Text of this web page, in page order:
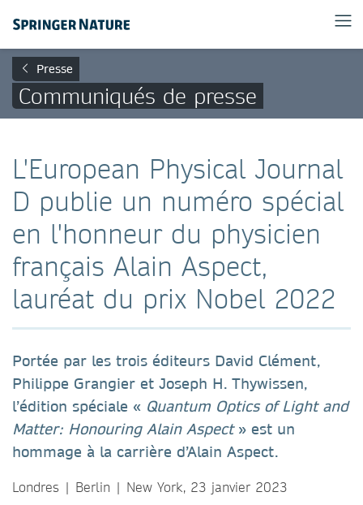
Presse
Communiqués de presse
L'European Physical Journal
D publie un numéro spécial
en l'honneur du physicien
français Alain Aspect,
lauréat du prix Nobel 2022
Portée par les trois éditeurs David Clément,
Philippe Grangier et Joseph H. Thywissen,
l’édition spéciale « Quantum Optics of Light and
Matter: Honouring Alain Aspect» est un
hommage à la carrière d’Alain Aspect.
Londres | Berlin | New York, 23 janvier 2023